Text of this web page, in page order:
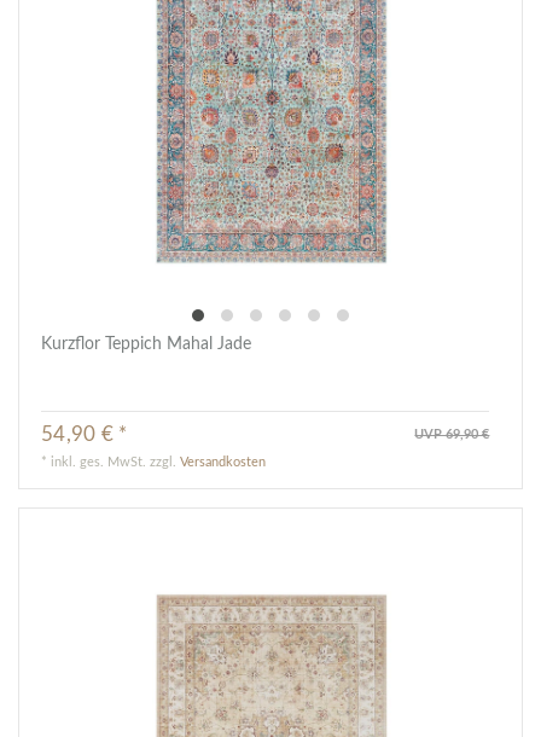
Kurzflor Teppich Mahal Jade
UVP 69,90 €
54,90 € *
* inkl. ges. MwSt. zzgl.Versandkosten